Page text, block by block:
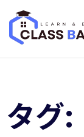
content
タグ: